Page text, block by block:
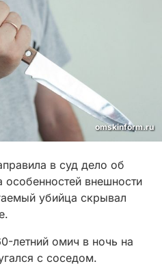
omskinform.ru
в суд дело об
внешности
убийца скрывал
летний омич в ночь на
с соседом.